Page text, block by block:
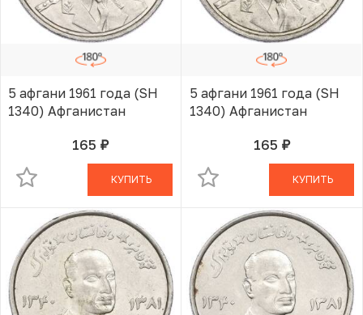
5 афгани 1961 года (SH
1340) Афганистан
165 руб.В КОРЗИНЕ
КУПИТЬ
5 афгани 1961 года (SH
1340) Афганистан
165 руб.В КОРЗИНЕ
КУПИТЬ